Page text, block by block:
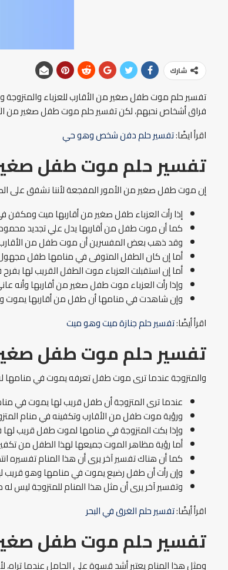
شارك
تفسير حلم موت طفل صغير من الأقارب للعزباء والمتزوجة
فراق أشخاص نحبهم، لكن تفسير حلم موت طفل صغير من
اقرأ ايضًا:تفسير حلم دفن شخص وهو حي
تفسير حلم موت طفل صغير
إن موت طفل صغير من الأمور المفجعة لأننا نشفق على
إذا رأت العزباء طفل صغير من أقاربها ميت ومكفن
كما أن موت طفل من أقاربها يدل علي تجديد محمود
وقد ذهب بعض المفسرين أن موت طفل من الأقارب
أما إن كان الطفل المتوفى في منامها طفل مجهول لا
أما إن استقبلت العزباء موت الطفل القريب لها
وإذا رأت العزباء موت طفل صغير من أقاربها وأنه
وإن شاهدت في منامها أن طفل من أقاربها يموت
اقرأ أيضًا:تفسير حلم جنازة ميت وهو ميت
تفسير حلم موت طفل صغير
والمتزوجة عندما ترى موت طفل تعرفه يموت في منامها
عندما ترى المتزوجة أن طفل قريب لها يموت في
ورؤية موت طفل من الأقارب وتكفينه في منام
وإذا بكت المتزوجة في منامها لموت طفل قريب لها
أما رؤية مظاهر الموت جميعها لهذا الطفل من
كما أن هناك تفسير آخر يرى أن هذا المنام
وإن رأت أن طفل رضيع يموت في منامها وهو قريب
وتفسير آخر يرى أن مثل هذا المنام للمتزوجة ليس
اقرأ أيضًا:تفسير حلم الغرق في البحر
تفسير حلم موت طفل
ومثل هذا المنام يعتبر أشد قسوة على الحامل عندما